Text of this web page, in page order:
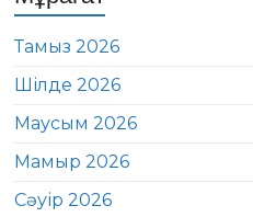
Тамыз 2026
Шілде 2026
Маусым 2026
Мамыр 2026
Сәуір 2026